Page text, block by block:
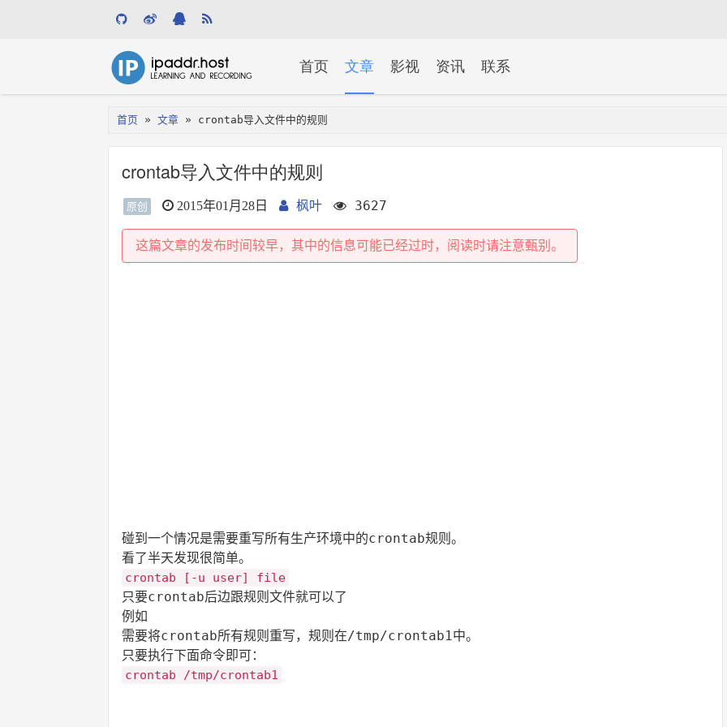
首页 文章 影视 资讯 联系
首页 » 文章 » crontab导入文件中的规则
crontab导入文件中的规则
原创 2015年01月28日 枫叶 3627
这篇文章的发布时间较早，其中的信息可能已经过时，阅读时请注意甄别。
碰到一个情况是需要重写所有生产环境中的crontab规则。
看了半天发现很简单。
crontab [-u user] file
只要crontab后边跟规则文件就可以了
例如
需要将crontab所有规则重写，规则在/tmp/crontab1中。
只要执行下面命令即可：
crontab /tmp/crontab1
字